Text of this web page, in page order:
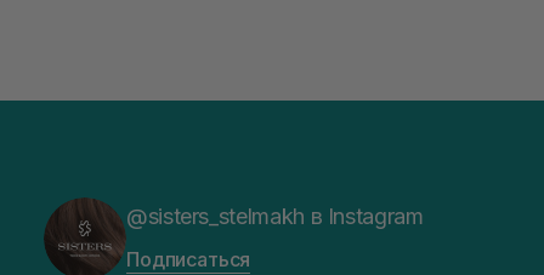
@sisters_stelmakh в Instagram
Подписаться